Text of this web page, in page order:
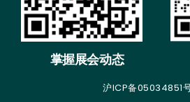
掌握展会动态
沪ICP备05034851